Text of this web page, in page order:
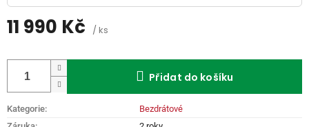
11 990 Kč / ks
cena:
Kategorie:
Bezdrátové
Přidat do košíku